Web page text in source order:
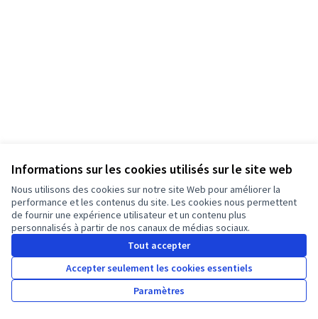
Informations sur les cookies utilisés sur le site web
Nous utilisons des cookies sur notre site Web pour améliorer la
performance et les contenus du site. Les cookies nous permettent
de fournir une expérience utilisateur et un contenu plus
personnalisés à partir de nos canaux de médias sociaux.
Tout accepter
Accepter seulement les cookies essentiels
Paramètres
Conditions d'utilisation
Paramètres des cookies
Français
Triar la llengua Elegir el idiomaChoose languageChoisir la langue
Site réalisé grâce aulogiciel libre Decidim .
Licence
(Lien